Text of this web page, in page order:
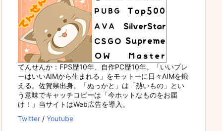
てんせんか：FPS歴10年、自作PC歴10年。「いいプレ
ーはいいAIMから生まれる」をモットーに日々AIMを鍛
える。佐賀県出身。「ぬっかと」は「熱いもの」とい
う意味でキャッチコピーは「今ホットなものをお届
け！」当サイトはWeb広告を導入。
Twitter / Youtube